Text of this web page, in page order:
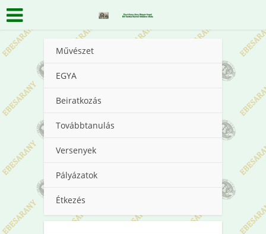
Művészet
EGYA
Beiratkozás
Továbbtanulás
Versenyek
Pályázatok
Étkezés